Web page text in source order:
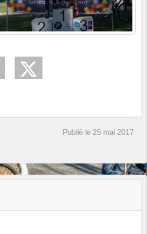
Publié le 25 mai 2017